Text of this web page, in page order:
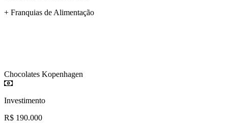
+ Franquias de Alimentação
Chocolates Kopenhagen
Investimento
R$ 190.000